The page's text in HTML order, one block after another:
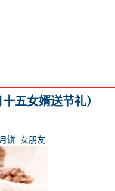
五女婿送节礼）
月饼 女朋友